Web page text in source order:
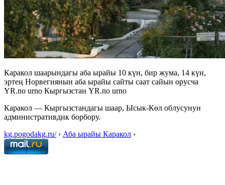
Каракол шаарындагы аба ырайы 10 күн, бир жума, 14 күн,
эртең Норвегиянын аба ырайы сайты саат сайын орусча
YR.no urno Кыргызстан YR.no urno
Каракол — Кыргызстандагы шаар, Ысык-Көл облусунун
административдик борбору.
kg.pogodakg.ru/› Аба ырайы Каракол ›